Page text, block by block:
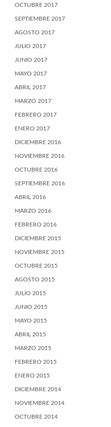
OCTUBRE 2017
SEPTIEMBRE 2017
AGOSTO 2017
JULIO 2017
JUNIO 2017
MAYO 2017
ABRIL 2017
MARZO 2017
FEBRERO 2017
ENERO 2017
DICIEMBRE 2016
NOVIEMBRE 2016
OCTUBRE 2016
SEPTIEMBRE 2016
ABRIL 2016
MARZO 2016
FEBRERO 2016
DICIEMBRE 2015
NOVIEMBRE 2015
OCTUBRE 2015
AGOSTO 2015
JULIO 2015
JUNIO 2015
MAYO 2015
ABRIL 2015
MARZO 2015
FEBRERO 2015
ENERO 2015
DICIEMBRE 2014
NOVIEMBRE 2014
OCTUBRE 2014